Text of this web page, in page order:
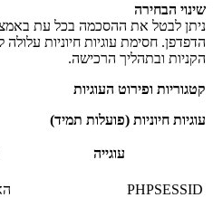
שינוי הבחירה
ניתן לבטל את ההסכמה בכל עת
הדפדפן. חסימת עוגיות חיוניות
הקניות ובתהליך הרכישה.
קטגוריות ופירוט העוגיות
עוגיות חיוניות (פועלות תמיד)
עוגייה
PHPSESSID